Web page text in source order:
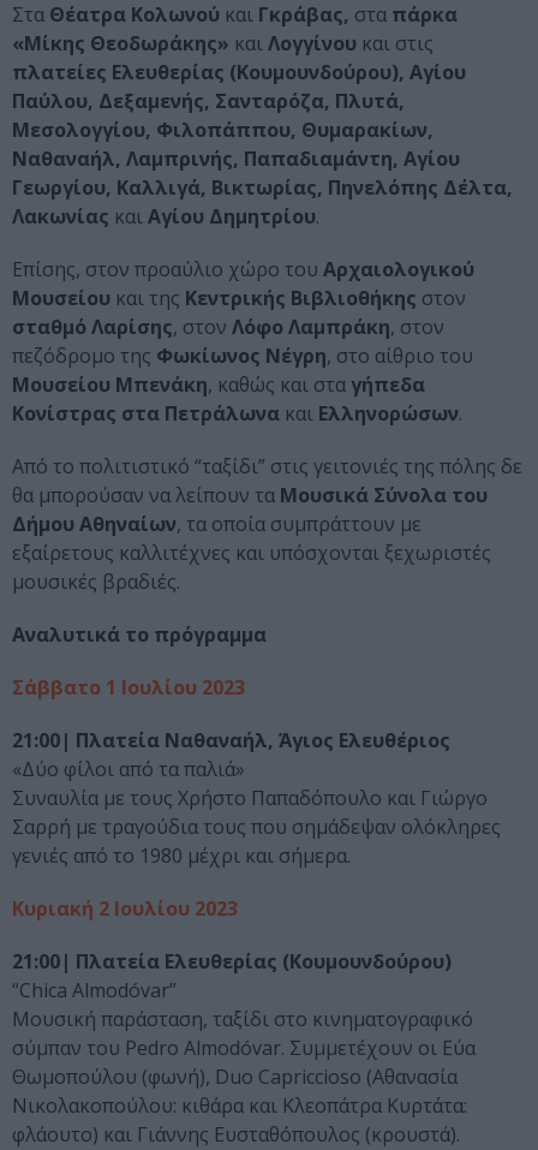
Στα Θέατρα Κολωνού και Γκράβας, στα πάρκα
«Μίκης Θεοδωράκης» καιΛογγίνου και στις
πλατείες Ελευθερίας (Κουμουνδούρου), Αγίου
Παύλου, Δεξαμενής, Σανταρόζα, Πλυτά,
Μεσολογγίου, Φιλοπάππου, Θυμαρακίων,
Ναθαναήλ, Λαμπρινής, Παπαδιαμάντη, Αγίου
Γεωργίου, Καλλιγά, Βικτωρίας, Πηνελόπης Δέλτα,
Λακωνίας καιΑγίου Δημητρίου.
Επίσης, στον προαύλιο χώρο του Αρχαιολογικού
Μουσείου και της Κεντρικής Βιβλιοθήκης στον
σταθμό Λαρίσης, στον Λόφο Λαμπράκη, στον
πεζόδρομο της Φωκίωνος Νέγρη, στο αίθριο του
Μουσείου Μπενάκη, καθώς και στα γήπεδα
Κονίστρας στα Πετράλωνα και Ελληνορώσων.
Από το πολιτιστικό “ταξίδι” στις γειτονιές της πόλης δε
θα μπορούσαν να λείπουν τα Μουσικά Σύνολα του
Δήμου Αθηναίων, τα οποία συμπράττουν με
εξαίρετους καλλιτέχνες και υπόσχονται ξεχωριστές
μουσικές βραδιές.
Αναλυτικά το πρόγραμμα
Σάββατο 1 Ιουλίου 2023
21:00| Πλατεία Ναθαναήλ, Άγιος Ελευθέριος
«Δύο φίλοι από τα παλιά»
Συναυλία με τους Χρήστο Παπαδόπουλο και Γιώργο
Σαρρή με τραγούδια τους που σημάδεψαν ολόκληρες
γενιές από το 1980 μέχρι και σήμερα.
Κυριακή 2 Ιουλίου 2023
21:00| Πλατεία Ελευθερίας (Κουμουνδούρου)
“Chica Almodóvar”
Μουσική παράσταση, ταξίδι στο κινηματογραφικό
σύμπαν του Pedro Almodóvar. Συμμετέχουν οι Εύα
Θωμοπούλου (φωνή), Duo Capriccioso (Αθανασία
Νικολακοπούλου: κιθάρα και Κλεοπάτρα Κυρτάτα:
φλάουτο) και Γιάννης Ευσταθόπουλος (κρουστά).